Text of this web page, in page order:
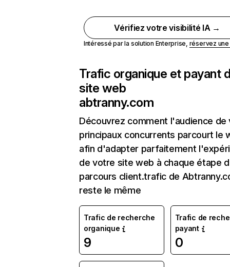
Vérifiez votre visibilité IA →
Intéressé par la solution Enterprise, réservez
Trafic organique et payant
site web
abtranny.com
Découvrez comment l'audience de
principaux concurrents parcourt le
afin d'adapter parfaitement
de votre site web à chaque étape
parcours client.trafic de
reste le même
Trafic de recherche
organique
9
Trafic de
payant
0